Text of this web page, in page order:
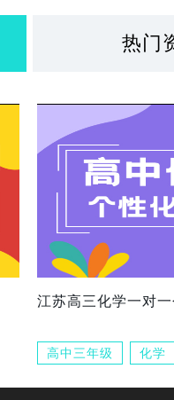
热门
江苏高三化学一对
高中三年级 化学